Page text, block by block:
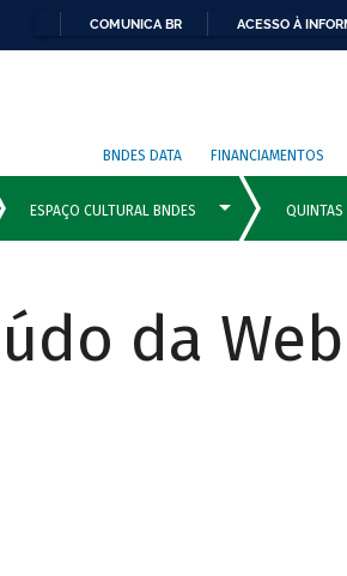
COMUNICA BR ACESSO À
BNDES DATA FINANCIAMENTOS
da Web